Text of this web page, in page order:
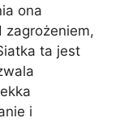
ona
zagrożeniem,
ta jest
i